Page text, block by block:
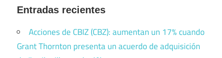
Entradas recientes
Acciones de CBIZ (CBZ): aumentan un 17% cuando
Grant Thornton presenta un acuerdo de adquisición